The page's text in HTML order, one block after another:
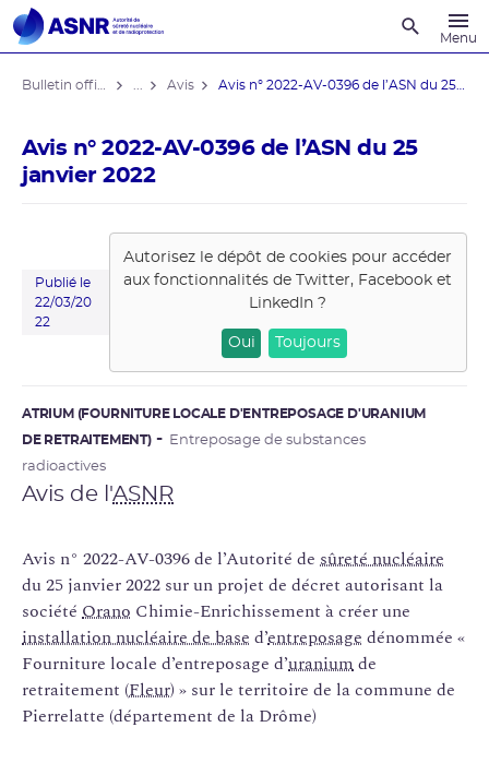
Menu
Avis
Avis n° 2022-AV-0396 de l’ASN du 25
janvier 2022
Publié le
22/03/20
22
Autorisez le dépôt de cookies pour accéder
aux fonctionnalités deTwitter, Facebook et
LinkedIn ?
Oui Toujours
ATRIUM (FOURNITURE LOCALE D'ENTREPOSAGE D'URANIUM
DE RETRAITEMENT)
Entreposage de substances
radioactives
Avis de l'ASNR
Avis n° 2022-AV-0396 de l’Autorité de sûreté nucléaire
du 25 janvier 2022 sur un projet de décret autorisant la
société Orano Chimie-Enrichissement à créer une
installation nucléaire de base d’entreposage dénommée «
Fourniture locale d’entreposage d’uraniumde
retraitement (Fleur) » sur le territoire de la commune de
Pierrelatte (département de la Drôme)